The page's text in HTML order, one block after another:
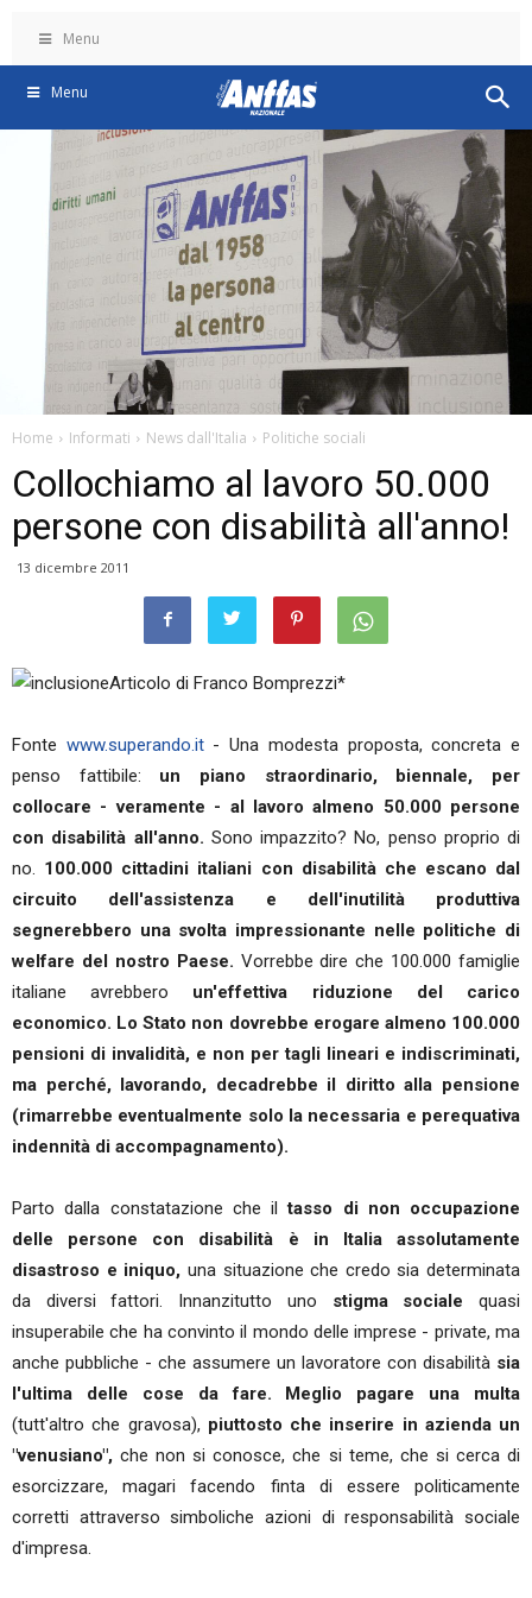
Menu
Menu
Home Informati News dall'Italia Politiche sociali
Collochiamo al lavoro 50.000
persone con disabilità all'anno!
13 dicembre 2011
Articolo di Franco Bomprezzi*
Fonte www.superando.it- Una modesta proposta, concreta e
penso fattibile: un piano straordinario, biennale, per
collocare - veramente - al lavoro almeno 50.000 persone
con disabilità all'anno. Sono impazzito? No, penso proprio di
no. 100.000 cittadini italiani con disabilità che escano dal
circuito dell'assistenza e dell'inutilità produttiva
segnerebbero una svolta impressionante nelle politiche di
welfare del nostro Paese. Vorrebbe dire che 100.000 famiglie
italiane avrebbero un'effettiva riduzione del carico
economico. Lo Stato non dovrebbe erogare almeno 100.000
pensioni di invalidità, e non per tagli lineari e indiscriminati,
ma perché, lavorando, decadrebbe il diritto alla pensione
(rimarrebbe eventualmente solo la necessaria e perequativa
indennità di accompagnamento).
Parto dalla constatazione che iltasso di non occupazione
delle persone con disabilità è in Italia assolutamente
disastroso e iniquo, una situazione che credo sia determinata
da diversi fattori. Innanzitutto uno stigma sociale quasi
insuperabile che ha convinto il mondo delle imprese - private, ma
anche pubbliche - che assumere un lavoratore con disabilità sia
l'ultima delle cose da fare.
Meglio pagare una multa
(tutt'altro che gravosa), piuttosto che inserire in azienda un
"venusiano", che non si conosce, che si teme, che si cerca di
esorcizzare, magari facendo finta di essere politicamente
corretti attraverso simboliche azioni di responsabilità sociale
d'impresa.